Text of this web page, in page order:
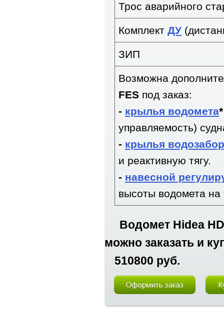
Трос аварийного
Комплект ДУ
ЗИП
Возможна
FES под заказ:
- крылья водомета
управляемость)
- крылья
и реактивную тягу.
- навесной
высоты водомета на
Водомет Hidea
можно заказать и
510800 руб.